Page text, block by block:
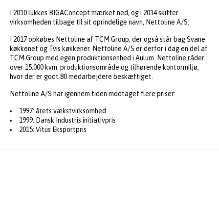
I 2010 lukkes BIGAConcept mærket ned, og i 2014 skifter
virksomheden tilbage til sit oprindelige navn, Nettoline A/S.
I 2017 opkøbes Nettoline af TCM Group, der også står bag Svane
køkkenet og Tvis køkkener. Nettoline A/S er derfor i dag en del af
TCM Group med egen produktionsenhed i Aulum. Nettoline råder
over 15.000 kvm. produktionsområde og tilhørende kontormiljø,
hvor der er godt 80 medarbejdere beskæftiget.
Nettoline A/S har igennem tiden modtaget flere priser:
1997: årets vækstvirksomhed
1999: Dansk Industris initiativpris
2015: Vitus Eksportpris